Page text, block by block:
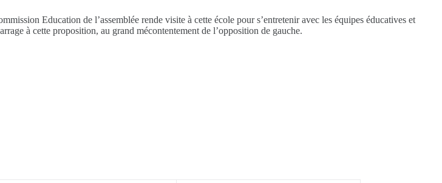
Education de l’assemblée rende visite à cette école pour s’entretenir avec les équipes éducatives et
à cette proposition, au grand mécontentement de l’opposition de gauche.